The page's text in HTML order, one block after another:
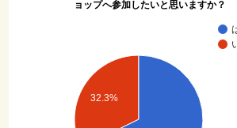
ョップへ参加したいと思いますか？
32.3%